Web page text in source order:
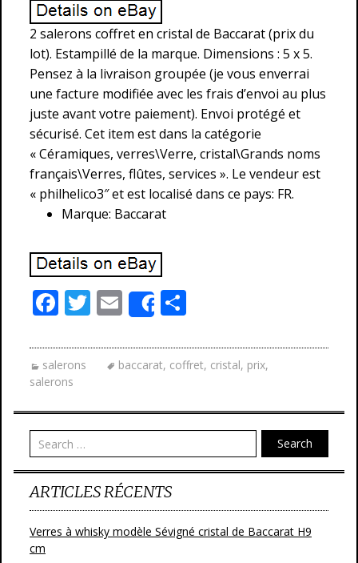
2 salerons coffret en cristal de Baccarat (prix du
lot). Estampillé de la marque. Dimensions : 5 x 5.
Pensez à la livraison groupée (je vous enverrai
une facture modifiée avec les frais d’envoi au plus
juste avant votre paiement). Envoi protégé et
sécurisé. Cet item est dans la catégorie
« Céramiques, verres\Verre, cristal\Grands noms
français\Verres, flûtes, services ». Le vendeur est
« philhelico3″ et est localisé dans ce pays: FR.
Marque: Baccarat
F
e
b
o
o
k
T
itt
er
E
m
ai
l
Share
ta
g
er
salerons baccarat, coffret, cristal, prix,
salerons
Search
ARTICLES RÉCENTS
Verres à whisky modèle Sévigné cristal de Baccarat H9
cm